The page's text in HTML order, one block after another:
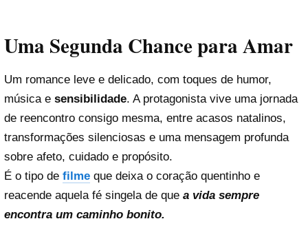
Uma Segunda Chance para Amar
Um romance leve e delicado, com toques de humor,
música e sensibilidade. A protagonista vive uma jornada
de reencontro consigo mesma, entre acasos natalinos,
transformações silenciosas e uma mensagem profunda
sobre afeto, cuidado e propósito.
É o tipo de filme que deixa o coração quentinho e
reacende aquela fé singela de que a vida sempre
encontra um caminho bonito.